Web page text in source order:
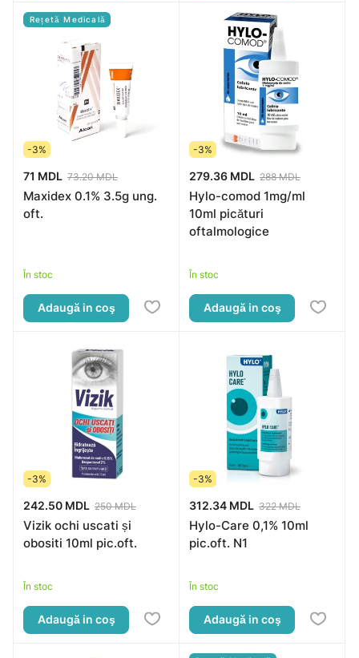
Rețetă Medicală
-3%
71 MDL 73.20 MDL
Maxidex 0.1% 3.5g ung.
oft.
În stoc
Adaugă in coş
-3%
279.36 MDL 288 MDL
Hylo-comod 1mg/ml
10ml picături
oftalmologice
În stoc
Adaugă in coş
-3%
242.50 MDL 250 MDL
Vizik ochi uscati și
obositi 10ml pic.oft.
În stoc
Adaugă in coş
-3%
312.34 MDL 322 MDL
Hylo-Care 0,1% 10ml
pic.oft. N1
În stoc
Adaugă in coş